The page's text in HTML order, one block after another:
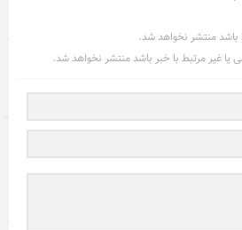
باشد منتشر نخواهد شد.
یا غیر مرتبط با خبر باشد منتشر نخواهد شد.